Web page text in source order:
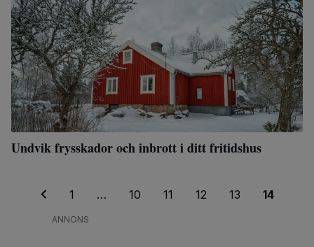
Undvik frysskador och inbrott i ditt fritidshus
1 … 10 11 12 13 14
ANNONS